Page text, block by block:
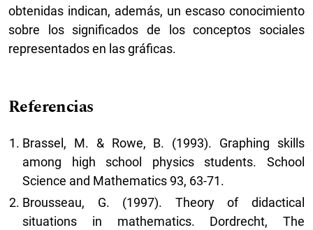
obtenidas indican, además, un escaso conocimiento
sobre los significados de los conceptos sociales
representados en las gráficas.
Referencias
Brassel, M. & Rowe, B. (1993). Graphing skills
among high school physics students. School
Science and Mathematics 93, 63-71.
Brousseau, G. (1997). Theory of didactical
situations in mathematics. Dordrecht, The